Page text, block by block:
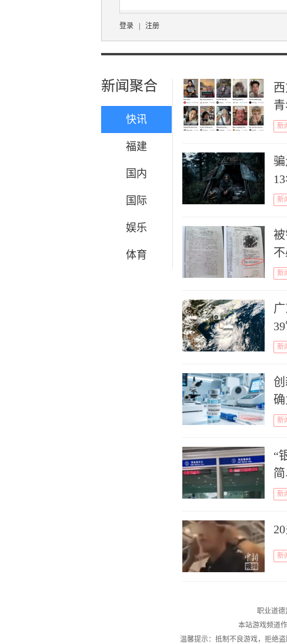
登录 注册
新闻聚合
快讯
福建
国内
国际
娱乐
体育
新
新
新
新
新
“
新
新
职业道德
本站游戏频道
温馨提示：抵制不良游戏，拒绝